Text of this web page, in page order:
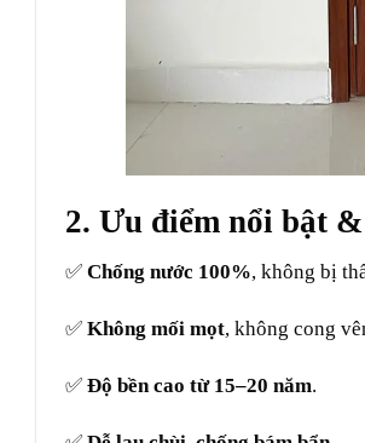
2. Ưu điểm nổi bật
✅ Chống nước 100%, không bị
✅ Không mối mọt, không cong
✅ Độ bền cao từ 15–20 năm.